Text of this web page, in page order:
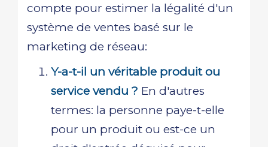
compte pour estimer la légalité d'un
système de ventes basé sur le
marketing de réseau:
Y-a-t-il un véritable produit ou
service vendu ? En d'autres
termes: la personne paye-t-elle
pour un produit ou est-ce un